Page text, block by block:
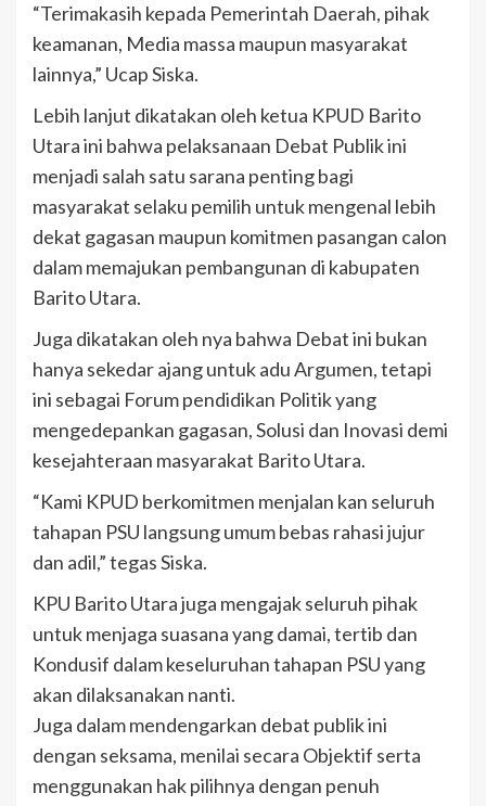
“Terimakasih kepada Pemerintah Daerah, pihak
keamanan, Media massa maupun masyarakat
lainnya,” Ucap Siska.
Lebih lanjut dikatakan oleh ketua KPUD Barito
Utara ini bahwa pelaksanaan Debat Publik ini
menjadi salah satu sarana penting bagi
masyarakat selaku pemilih untuk mengenal lebih
dekat gagasan maupun komitmen pasangan calon
dalam memajukan pembangunan di kabupaten
Barito Utara.
Juga dikatakan oleh nya bahwa Debat ini bukan
hanya sekedar ajang untuk adu Argumen, tetapi
ini sebagai Forum pendidikan Politik yang
mengedepankan gagasan, Solusi dan Inovasi demi
kesejahteraan masyarakat Barito Utara.
“Kami KPUD berkomitmen menjalan kan seluruh
tahapan PSU langsung umum bebas rahasi jujur
dan adil,” tegas Siska.
KPU Barito Utara juga mengajak seluruh pihak
untuk menjaga suasana yang damai, tertib dan
Kondusif dalam keseluruhan tahapan PSU yang
akan dilaksanakan nanti.
Juga dalam mendengarkan debat publik ini
dengan seksama, menilai secara Objektif serta
menggunakan hak pilihnya dengan penuh